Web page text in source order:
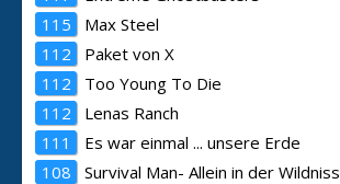
115
Max Steel
112
Paket von X
112
Too Young To Die
112
Lenas Ranch
111
Es war einmal ... unsere Erde
108
Survival Man- Allein in der Wildniss